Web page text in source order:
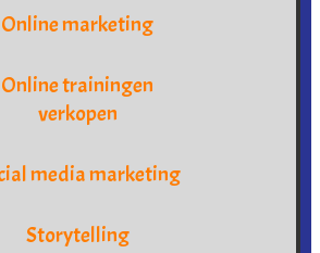
Online marketing
Online trainingen
verkopen
media marketing
Storytelling